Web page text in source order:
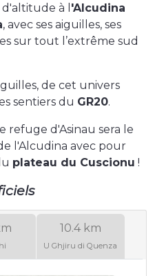
à l 'Alcudina
, avec ses aiguilles, ses
sur tout l’extrême sud
de cet univers
sentiers du GR20.
refuge d'Asinau sera le
l'Alcudina avec pour
plateau du Cuscionu !
10.4 km
U Ghjiru di Quenza